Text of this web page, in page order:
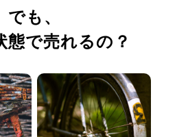
でも、
態で売れるの？